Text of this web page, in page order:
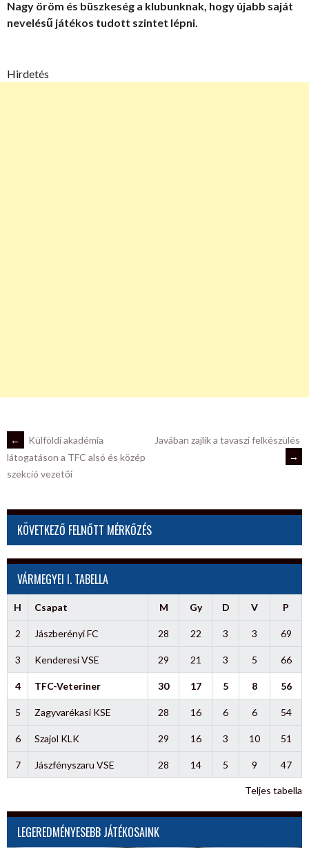
Nagy öröm és büszkeség a klubunknak, hogy újabb saját
nevelésű játékos tudott szintet lépni.
Hirdetés
POST
NAVIGATION
←
Külföldi akadémia
látogatáson a TFC alsó és közép
szekció vezetői
Javában zajlik a tavaszi felkészülés
→
KÖVETKEZŐ FELNŐTT MÉRKŐZÉS
VÁRMEGYEI I. TABELLA
H Csapat M Gy D V P
2 Jászberényi FC 28 22 3 3 69
3 Kenderesi VSE 29 21 3 5 66
4 TFC-Veteriner 30 17 5 8 56
5 Zagyvarékasi KSE 28 16 6 6 54
6 Szajol KLK 29 16 3 10 51
7 Jászfényszaru VSE 28 14 5 9 47
Teljes tabella
LEGEREDMÉNYESEBB JÁTÉKOSAINK